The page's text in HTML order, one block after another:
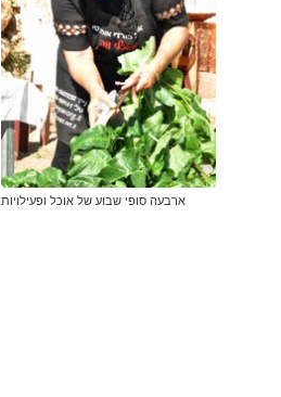
ארבעה סופי שבוע של אוכל ופעילויות